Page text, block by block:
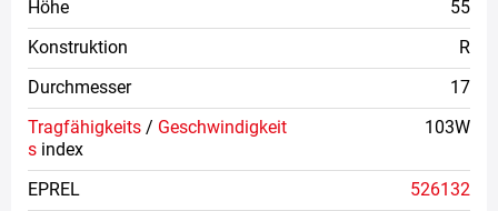
Höhe
55
Konstruktion
R
Durchmesser
17
Tragfähigkeits / Geschwindigkeit
s index
103W
EPREL 526132